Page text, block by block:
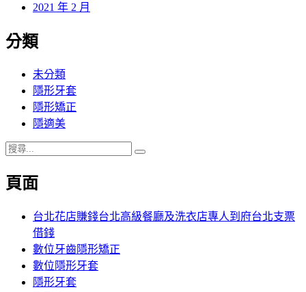
2021 年 2 月
分類
未分類
隱形牙套
隱形矯正
隱適美
搜
關
頁面
台北花店賺錢台北高級餐廳及洗衣店專人到府台北支票
借錢
數位牙齒隱形矯正
數位隱形牙套
隱形牙套